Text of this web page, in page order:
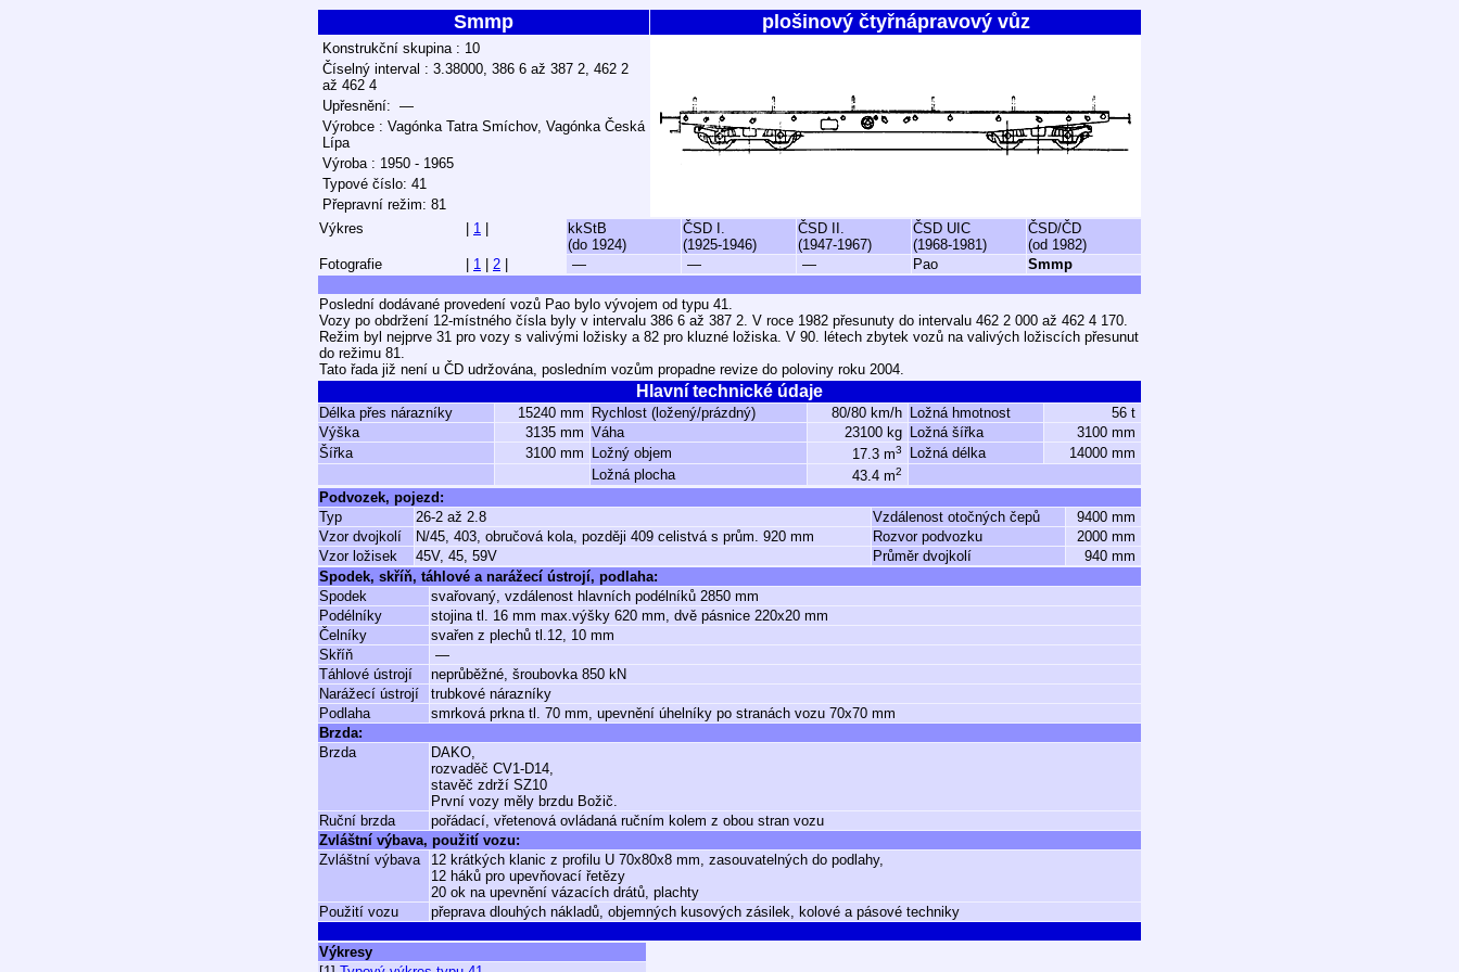
Smmp plošinový čtyřnápravový vůz
Konstrukční skupina : 10
Číselný interval : 3.38000, 386 6 až 387 2, 462 2
až 462 4
Upřesnění: —
Výrobce : Vagónka Tatra Smíchov, Vagónka Česká
Lípa
Výroba : 1950 - 1965
Typové číslo: 41
Přepravní režim: 81
Výkres
1
kkStB
(do 1924)
ČSD I.
(1925-1946)
ČSD II.
(1947-1967)
ČSD UIC
(1968-1981)
ČSD/ČD
(od 1982)
Fotografie
1 2 — — — Pao Smmp
Poslední dodávané provedení vozů Pao bylo vývojem od typu 41.
Vozy po obdržení 12-místného čísla byly v intervalu 386 6 až 387 2. V roce 1982 přesunuty do intervalu 462 2 000 až 462 4 170.
Režim byl nejprve 31 pro vozy s valivými ložisky a 82 pro kluzné ložiska. V 90. létech zbytek vozů na valivých ložiscích přesunut
do režimu 81.
Tato řada již není u ČD udržována, posledním vozům propadne revize do poloviny roku 2004.
Hlavní technické údaje
Délka přes nárazníky 15240 mm Rychlost (ložený/prázdný) 80/80 km/h Ložná hmotnost
56 t
Výška
3135 mm Váha 23100 kg Ložná šířka
3100 mm
Šířka
3100 mm Ložný objem 17.3 m3 Ložná délka
14000 mm
Ložná plocha
43.4 m2
Podvozek, pojezd:
Typ
26-2 až 2.8 Vzdálenost otočných čepů
9400 mm
Vzor dvojkolí
N/45, 403, obručová kola, později 409 celistvá s prům. 920 mm Rozvor podvozku
2000 mm
Vzor ložisek
45V, 45, 59V Průměr dvojkolí
940 mm
Spodek, skříň, táhlové a narážecí ústrojí, podlaha:
Spodek
svařovaný, vzdálenost hlavních podélníků 2850 mm
Podélníky
stojina tl. 16 mm max.výšky 620 mm, dvě pásnice 220x20 mm
Čelníky
svařen z plechů tl.12, 10 mm
Skříň
—
Táhlové ústrojí
neprůběžné, šroubovka 850 kN
Narážecí ústrojí
trubkové nárazníky
Podlaha
smrková prkna tl. 70 mm, upevnění úhelníky po stranách vozu 70x70 mm
Brzda:
Brzda
DAKO,
rozvaděč CV1-D14,
stavěč zdrží SZ10
První vozy měly brzdu Božič.
Ruční brzda
pořádací, vřetenová ovládaná ručním kolem z obou stran vozu
Zvláštní výbava, použití vozu:
Zvláštní výbava
12 krátkých klanic z profilu U 70x80x8 mm, zasouvatelných do podlahy,
12 háků pro upevňovací řetězy
20 ok na upevnění vázacích drátů, plachty
Použití vozu
přeprava dlouhých nákladů, objemných kusových zásilek, kolové a pásové techniky
Výkresy